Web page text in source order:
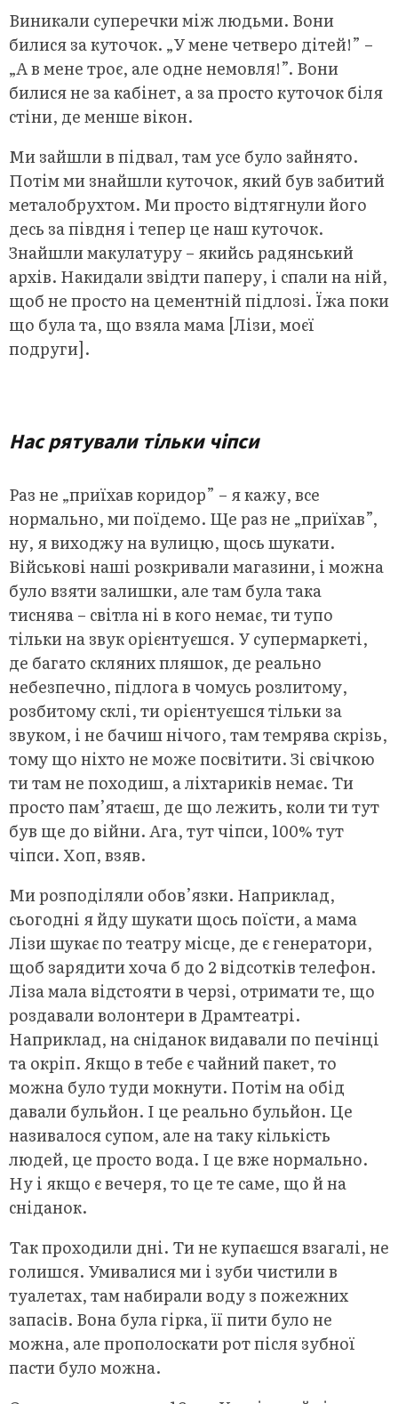
Виникали суперечки між людьми. Вони
билися за куточок. „У мене четверо дітей!” –
„А в мене троє, але одне немовля!”. Вони
билися не за кабінет, а за просто куточок біля
стіни, де менше вікон.
Ми зайшли в підвал, там усе було зайнято.
Потім ми знайшли куточок, який був забитий
металобрухтом. Ми просто відтягнули його
десь за півдня і тепер це наш куточок.
Знайшли макулатуру – якийсь радянський
архів. Накидали звідти паперу, і спали на ній,
щоб не просто на цементній підлозі. Їжа поки
що була та, що взяла мама [Лізи, моєї
подруги].
Нас рятували тільки чіпси
Раз не „приїхав коридор” – я кажу, все
нормально, ми поїдемо. Ще раз не „приїхав”,
ну, я виходжу на вулицю, щось шукати.
Військові наші розкривали магазини, і можна
було взяти залишки, але там була така
тиснява – світла ні в кого немає, ти тупо
тільки на звук орієнтуєшся. У супермаркеті,
де багато скляних пляшок, де реально
небезпечно, підлога в чомусь розлитому,
розбитому склі, ти орієнтуєшся тільки за
звуком, і не бачиш нічого, там темрява скрізь,
тому що ніхто не може посвітити. Зі свічкою
ти там не походиш, а ліхтариків немає. Ти
просто пам’ятаєш, де що лежить, коли ти тут
був ще до війни. Ага, тут чіпси, 100% тут
чіпси. Хоп, взяв.
Ми розподіляли обов’язки. Наприклад,
сьогодні я йду шукати щось поїсти, а мама
Лізи шукає по театру місце, де є генератори,
щоб зарядити хоча б до 2 відсотків телефон.
Ліза мала відстояти в черзі, отримати те, що
роздавали волонтери в Драмтеатрі.
Наприклад, на сніданок видавали по печінці
та окріп. Якщо в тебе є чайний пакет, то
можна було туди мокнути. Потім на обід
давали бульйон. І це реально бульйон. Це
називалося супом, але на таку кількість
людей, це просто вода. І це вже нормально.
Ну і якщо є вечеря, то це те саме, що й на
сніданок.
Так проходили дні. Ти не купаєшся взагалі, не
голишся. Умивалися ми і зуби чистили в
туалетах, там набирали воду з пожежних
запасів. Вона була гірка, її пити було не
можна, але прополоскати рот після зубної
пасти було можна.